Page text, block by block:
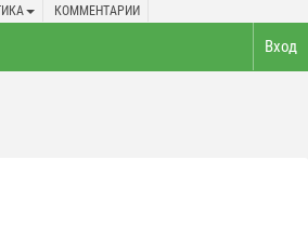
КОММЕНТАРИИ
Вход